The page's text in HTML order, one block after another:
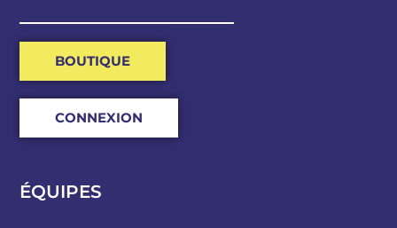
BOUTIQUE
CONNEXION
ÉQUIPES